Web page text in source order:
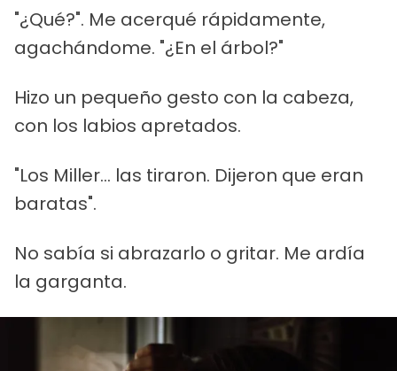
"¿Qué?". Me acerqué rápidamente,
agachándome. "¿En el árbol?"
Hizo un pequeño gesto con la cabeza,
con los labios apretados.
"Los Miller... las tiraron. Dijeron que eran
baratas".
No sabía si abrazarlo o gritar. Me ardía
la garganta.